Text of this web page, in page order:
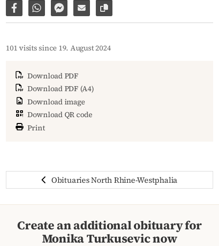
Share on Facebook
Share via WhatsApp
Share via Facebook Messenger
Share via E-Mail
Copy link to page
101 visits since 19. August 2024
Download PDF
Download PDF (A4)
Download image
Download QR code
Print
Obituaries North Rhine-Westphalia
Create an additional obituary for
Monika Turkusevic now